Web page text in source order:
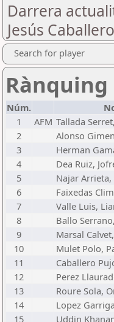
Darrera
Jesús
Search for player
Núm.
1
AFM Tallada
2
Alonso
3
Herman
4
Dea Ruiz,
5
Najar
6
Faixedas
7
Valle Luis,
8
Ballo
9
Marsal
10
Mulet Polo,
11
Caballero
12
Perez
13
Roure Sola,
14
Lopez
15
Uddin